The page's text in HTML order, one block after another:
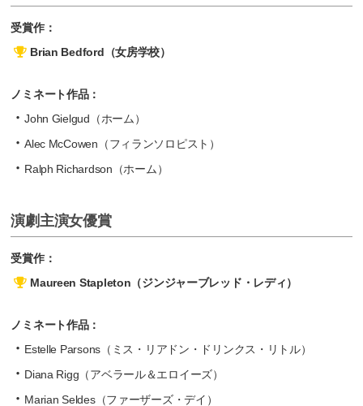
受賞作：
Brian Bedford（女房学校）
ノミネート作品：
John Gielgud（ホーム）
Alec McCowen（フィランソロピスト）
Ralph Richardson（ホーム）
演劇主演女優賞
受賞作：
Maureen Stapleton（ジンジャーブレッド・レディ）
ノミネート作品：
Estelle Parsons（ミス・リアドン・ドリンクス・リトル）
Diana Rigg（アベラール＆エロイーズ）
Marian Seldes（ファーザーズ・デイ）